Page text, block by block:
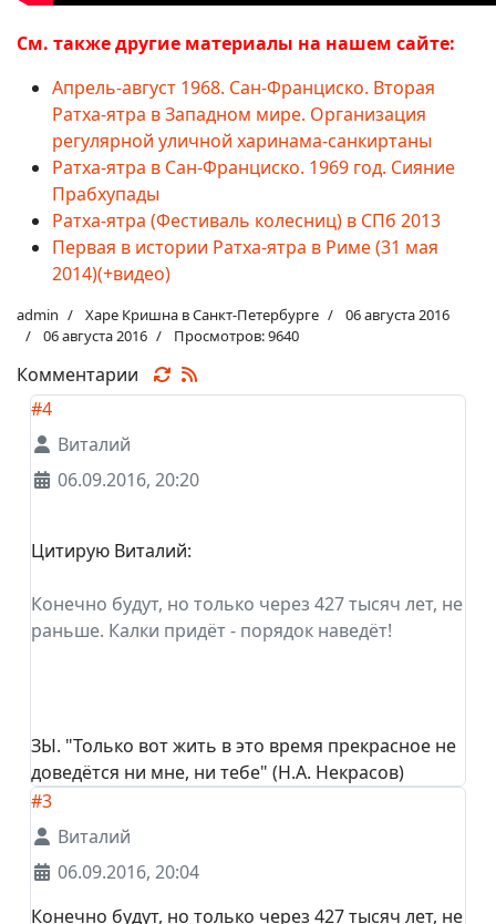
См. также другие материалы на нашем сайте:
Апрель-август 1968. Сан-Франциско. Вторая
Ратха-ятра в Западном мире. Организация
регулярной уличной харинама-санкиртаны
Ратха-ятра в Сан-Франциско. 1969 год. Сияние
Прабхупады
Ратха-ятра (Фестиваль колесниц) в СПб 2013
Первая в истории Ратха-ятра в Риме (31 мая
2014)(+видео)
admin Харе Кришна в Санкт-Петербурге
06 августа 2016
06 августа 2016
Просмотров: 9640
Комментарии
#4
Виталий
06.09.2016, 20:20
Цитирую Виталий:
Конечно будут, но только через 427 тысяч лет, не
раньше. Калки придёт - порядок наведёт!
ЗЫ. "Только вот жить в это время прекрасное не
доведётся ни мне, ни тебе" (Н.А. Некрасов)
#3
Виталий
06.09.2016, 20:04
Конечно будут, но только через 427 тысяч лет, не